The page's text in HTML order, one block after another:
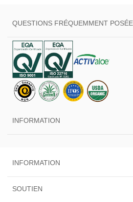
QUESTIONS FRÉQUEMMENT
INFORMATION
INFORMATION
SOUTIEN